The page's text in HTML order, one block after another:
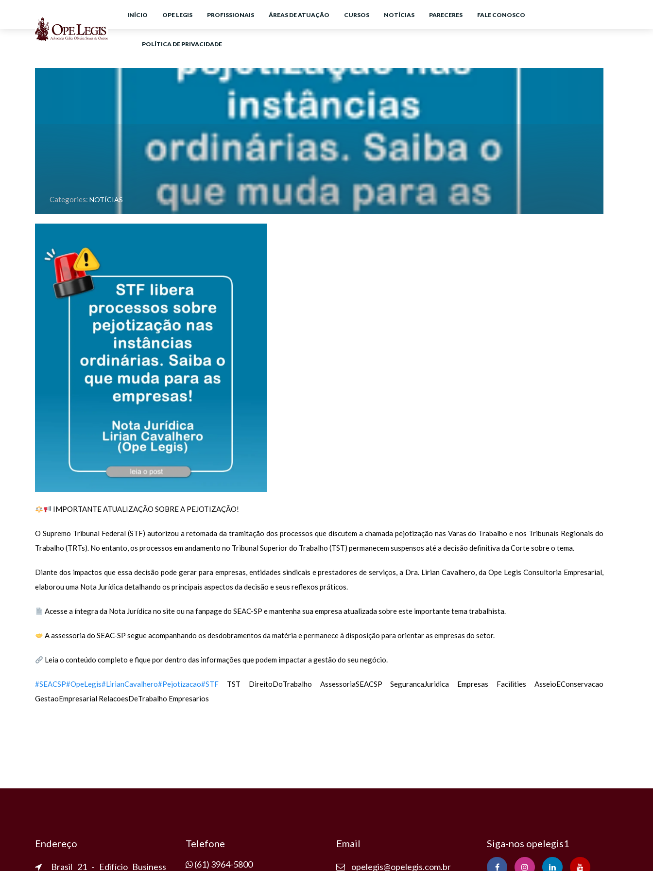
INÍCIO OPE LEGIS PROFISSIONAIS ÁREAS DE ATUAÇÃO CURSOS NOTÍCIAS PARECERES FALE CONOSCO
POLÍTICA DE PRIVACIDADE
Categories: NOTÍCIAS
IMPORTANTE ATUALIZAÇÃO SOBRE A PEJOTIZAÇÃO!
O Supremo Tribunal Federal (STF) autorizou a retomada da tramitação dos processos que discutem a chamada pejotização nas Varas do Trabalho e nos Tribunais Regionais do
Trabalho (TRTs). No entanto, os processos em andamento no Tribunal Superior do Trabalho (TST) permanecem suspensos até a decisão definitiva da Corte sobre o tema.
Diante dos impactos que essa decisão pode gerar para empresas, entidades sindicais e prestadores de serviços, a Dra. Lirian Cavalhero, da Ope Legis Consultoria Empresarial,
elaborou uma Nota Jurídica detalhando os principais aspectos da decisão e seus reflexos práticos.
Acesse a íntegra da Nota Jurídica no site ou na fanpage do SEAC-SP e mantenha sua empresa atualizada sobre este importante tema trabalhista.
A assessoria do SEAC-SP segue acompanhando os desdobramentos da matéria e permanece à disposição para orientar as empresas do setor.
Leia o conteúdo completo e fique por dentro das informações que podem impactar a gestão do seu negócio.
#SEACSP#OpeLegis#LirianCavalhero#Pejotizacao#STF TST DireitoDoTrabalho AssessoriaSEACSP SegurancaJuridica Empresas Facilities AsseioEConservacao
GestaoEmpresarial RelacoesDeTrabalho Empresarios
Endereço
Brasil 21 - Edifício Business
Telefone
(61) 3964-5800
Email
opelegis@opelegis.com.br
Siga-nos opelegis1